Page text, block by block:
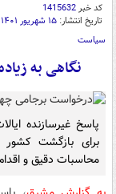
کد خبر1415632
تاریخ انتشار: ۱۵ شهریور ۱۴۰۱ - ۱۵:۳۶
سیاست
نگاهی به
پاسخ غیرسازنده
برای بازگشت کشور
محاسبات دقیق و